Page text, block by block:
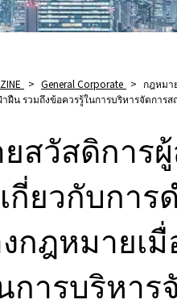
> General Corporate > กฎหมา
ฝืน รวมถึงข้อควรรู้ในการบริหารจัดการส
สวัสดิการ
กี่ยวกับการ
กฎหมายเ
การบริหา